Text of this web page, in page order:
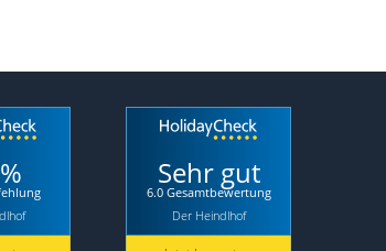
Sehr gut
6.0 Gesamtbewertung
Der Heindlhof